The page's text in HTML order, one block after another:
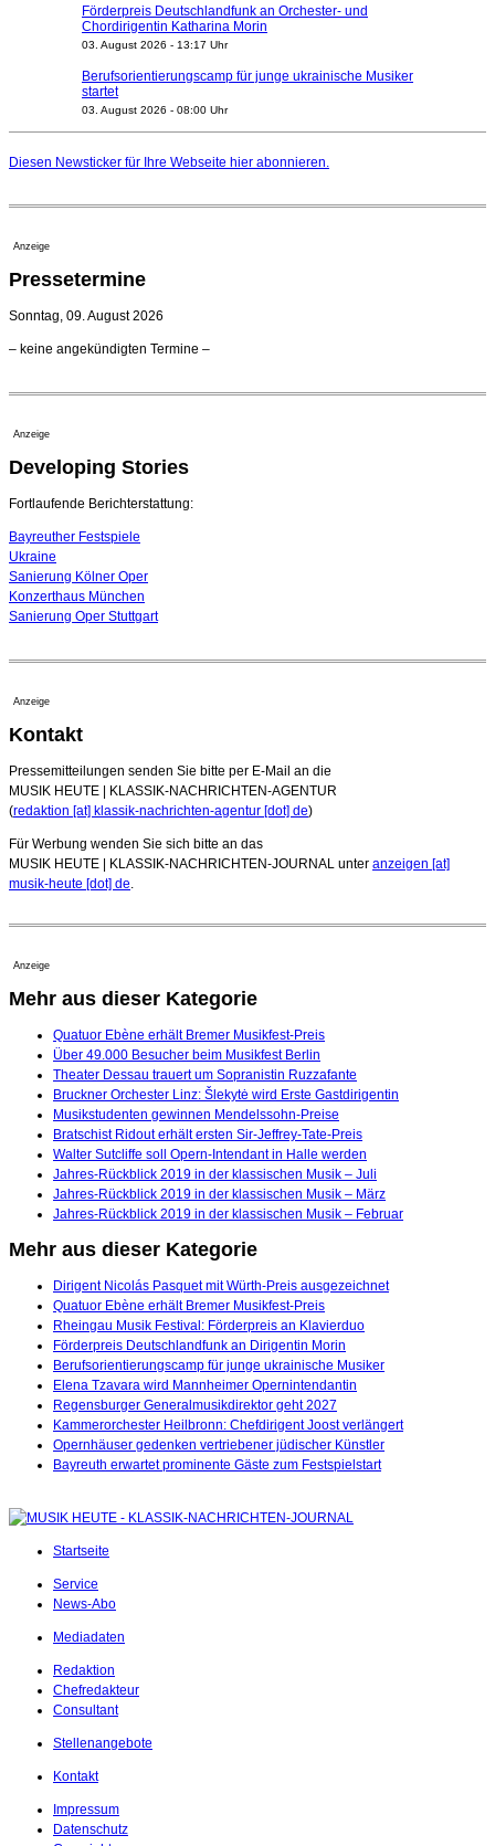
Förderpreis Deutschlandfunk an Orchester- und
Chordirigentin Katharina Morin
03. August 2026 - 13:17 Uhr
Berufsorientierungscamp für junge ukrainische Musiker
startet
03. August 2026 - 08:00 Uhr
Nationaltheater Mannheim
Regensburger Generalmusikdirektor Stefan Veselka
Kammerorchester Heilbronn: Chefdirigent Risto Joost
verlängert bis 2030
Ensemblemitglieder
Dirigent Nicolás Pasquet mit Würth-Preis der
Jeunesses Musicales ausgezeichnet
07. August 2026 - 13:20 Uhr
Diesen Newsticker für Ihre Webseite hier abonnieren.
Anzeige
Pressetermine
Sonntag, 09. August 2026
– keine angekündigten Termine –
Anzeige
Developing Stories
Fortlaufende Berichterstattung:
Bayreuther Festspiele
Ukraine
Sanierung Kölner Oper
Konzerthaus München
Sanierung Oper Stuttgart
Anzeige
Kontakt
Pressemitteilungen senden Sie bitte per E-Mail an die
MUSIK HEUTE | KLASSIK-NACHRICHTEN-AGENTUR
(redaktion [at] klassik-nachrichten-agentur [dot] de)
Für Werbung wenden Sie sich bitte an das
MUSIK HEUTE | KLASSIK-NACHRICHTEN-JOURNAL unter anzeigen [at]
musik-heute [dot] de
Anzeige
Mehr aus dieser Kategorie
Quatuor Ebène erhält Bremer Musikfest-Preis
Über 49.000 Besucher beim Musikfest Berlin
Theater Dessau trauert um Sopranistin Ruzzafante
Bruckner Orchester Linz: Šlekytė wird Erste Gastdirigentin
Musikstudenten gewinnen Mendelssohn-Preise
Bratschist Ridout erhält ersten Sir-Jeffrey-Tate-Preis
Walter Sutcliffe soll Opern-Intendant in Halle werden
Jahres-Rückblick 2019 in der klassischen Musik – Juli
Jahres-Rückblick 2019 in der klassischen Musik – März
Jahres-Rückblick 2019 in der klassischen Musik – Februar
Mehr aus dieser Kategorie
Dirigent Nicolás Pasquet mit Würth-Preis ausgezeichnet
Quatuor Ebène erhält Bremer Musikfest-Preis
Rheingau Musik Festival: Förderpreis an Klavierduo
Förderpreis Deutschlandfunk an Dirigentin Morin
Berufsorientierungscamp für junge ukrainische Musiker
Elena Tzavara wird Mannheimer Opernintendantin
Regensburger Generalmusikdirektor geht 2027
Kammerorchester Heilbronn: Chefdirigent Joost verlängert
Opernhäuser gedenken vertriebener jüdischer Künstler
Bayreuth erwartet prominente Gäste zum Festspielstart
Startseite
Service
News-Abo
Mediadaten
Redaktion
Chefredakteur
Consultant
Stellenangebote
Kontakt
Impressum
Datenschutz